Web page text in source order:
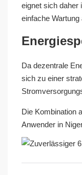
eignet sich daher
einfache Wartung
Da dezentrale
sich zu einer
Die Kombination
Anwender in